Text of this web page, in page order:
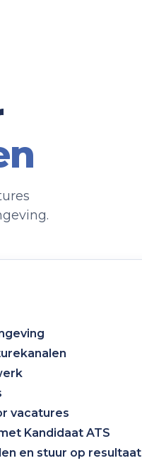
vacatures
Kandidaat ATS
en stuur op resultaat